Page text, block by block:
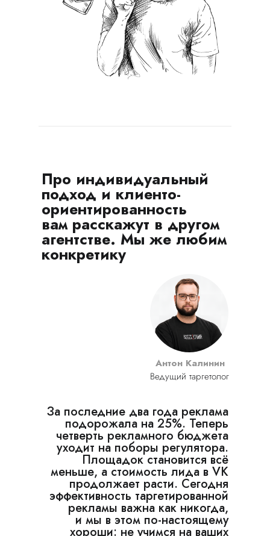
Про индивидуальный
подход и клиенто-
ориентированность
вам расскажут в другом
агентстве. Мы же любим
конкретику
Ведущий таргетолог
За последние два года реклама
подорожала на 25%. Теперь
четверть рекламного бюджета
уходит на поборы регулятора.
Площадок становится всё
меньше, а стоимость лида в VK
продолжает расти. Сегодня
эффективность таргетированной
рекламы важна как никогда,
и мы в этом по-настоящему
хороши: не учимся на ваших
Антон Калинин